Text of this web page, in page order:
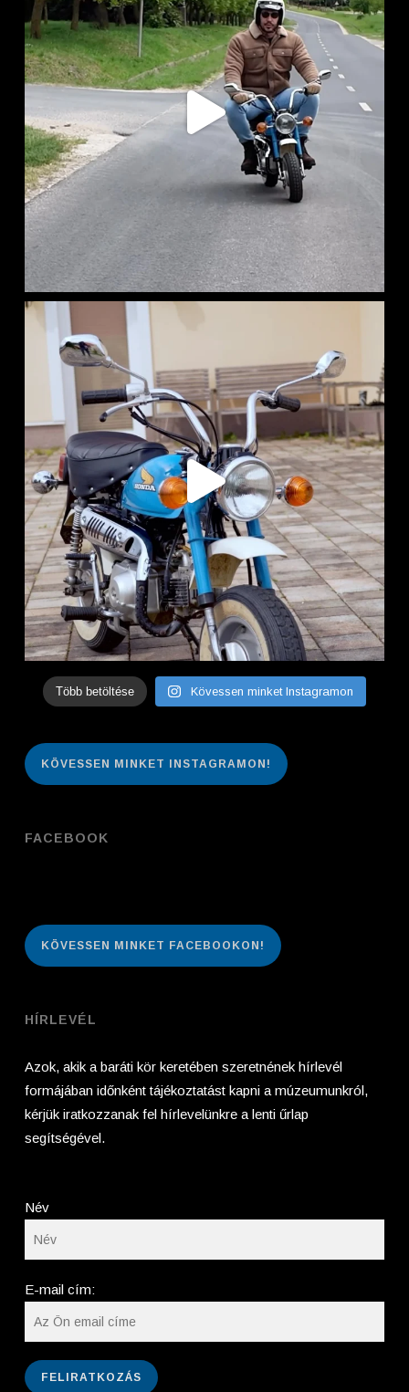
Több betöltése Kövessen minket Instagramon
KÖVESSEN MINKET INSTAGRAMON!
FACEBOOK
KÖVESSEN MINKET FACEBOOKON!
HÍRLEVÉL
Azok, akik a baráti kör keretében szeretnének hírlevél
formájában időnként tájékoztatást kapni a múzeumunkról,
kérjük iratkozzanak fel hírlevelünkre a lenti űrlap
segítségével.
Név
E-mail cím: